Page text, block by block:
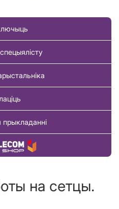
прыкладанні
тавар
на сетцы.